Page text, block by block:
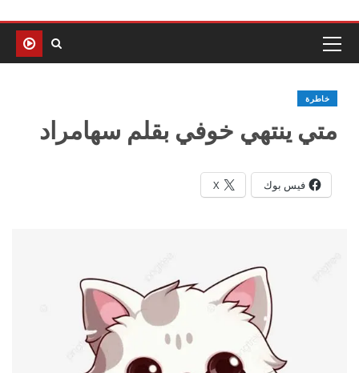
خاطرة
متي ينتهي خوفي بقلم سهامراد
فيس بوك X